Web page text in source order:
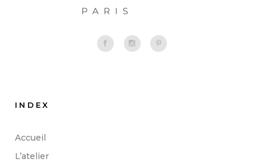
INDEX
Accueil
L’atelier